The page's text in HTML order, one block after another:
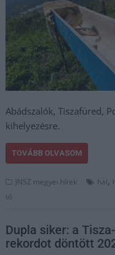
Abádszalók, Tiszafüred,
kihelyezésre.
TOVÁBB OLVASOM
JNSZ megyei hírek hal,
tó
Dupla siker: a
rekordot döntött